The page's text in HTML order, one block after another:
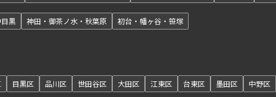
黒 神田・御茶ノ水・秋葉原 初台・幡ヶ谷・笹塚
目黒区 品川区 世田谷区 大田区 江東区 台東区 墨田区 中野区